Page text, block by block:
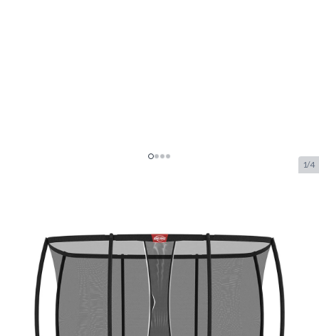
1/4
Trampoline 410 Grijs + Safety Net
Deluxe XL
SKU:BERG.32.35.94.31 Merk:
€ 1.959.– Op voorraad